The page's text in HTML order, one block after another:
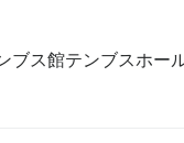
ブス館テンブスホー